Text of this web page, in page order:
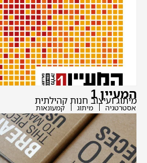
המעיין 1
מיתוג ועיצוב חנות קהילתית
אסטרטגיה מיתוג קמעונאות